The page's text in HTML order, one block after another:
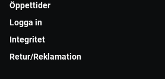
Öppettider
Logga in
Integritet
Retur/Reklamation